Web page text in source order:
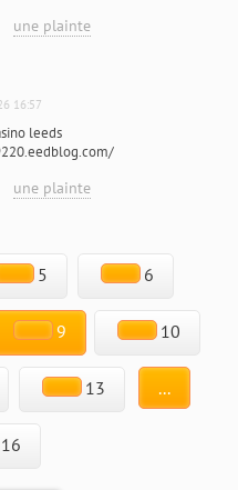
une plainte
16:57
leeds
une plainte
5 6
9 10
13 ...
16